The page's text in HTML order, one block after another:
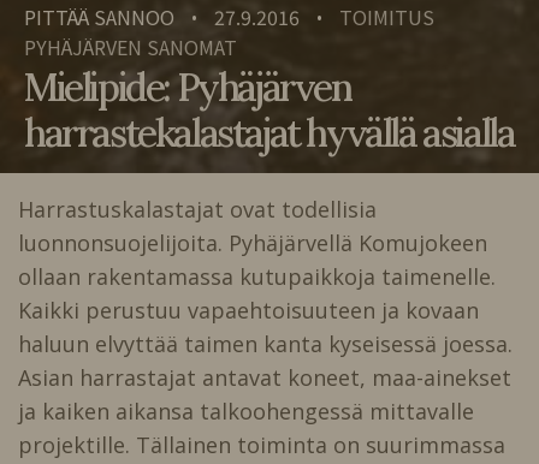
PITTÄÄ SANNOO • 27.9.2016 •
TOIMITUS
PYHÄJÄRVEN SANOMAT
Mielipide: Pyhäjärven
harrastekalastajat hyvällä asialla
Harrastuskalastajat ovat todellisia
luonnonsuojelijoita. Pyhäjärvellä Komujokeen
ollaan rakentamassa kutupaikkoja taimenelle.
Kaikki perustuu vapaehtoisuuteen ja kovaan
haluun elvyttää taimen kanta kyseisessä joessa.
Asian harrastajat antavat koneet, maa-ainekset
ja kaiken aikansa talkoohengessä mittavalle
projektille. Tällainen toiminta on suurimmassa